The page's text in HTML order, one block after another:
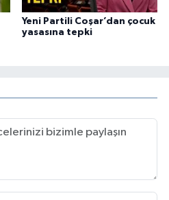
Yeni Partili Coşar’dan çocuk
yasasına tepki